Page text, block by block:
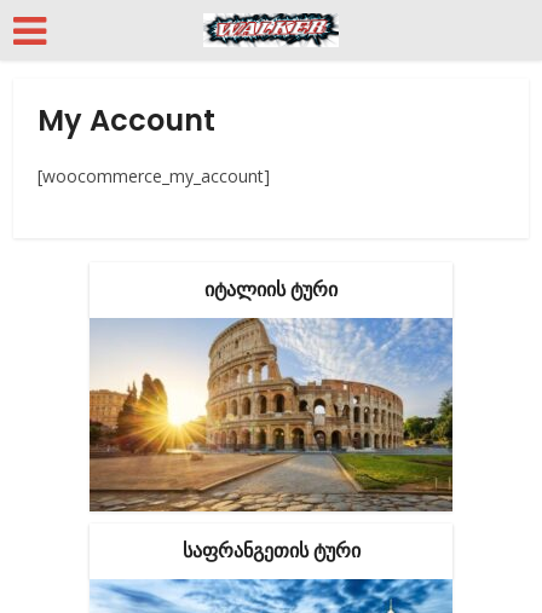
My Account
[woocommerce_my_account]
ᲘᲢᲐᲚᲘᲘᲡ ᲢᲣᲠᲘ
ᲡᲐᲤᲠᲐᲜᲒᲔᲗᲘᲡ ᲢᲣᲠᲘ